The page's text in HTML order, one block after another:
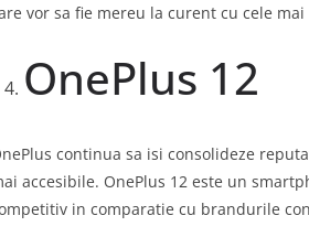
vor sa fie mereu la curent cu cele
OnePlus 12
continua sa isi consolideze
accesibile. OnePlus 12 este un
in comparatie cu brandurile
PENTRU CASA
Ești o fire
visătoare?
potrivesc!
26/05/2023 yony